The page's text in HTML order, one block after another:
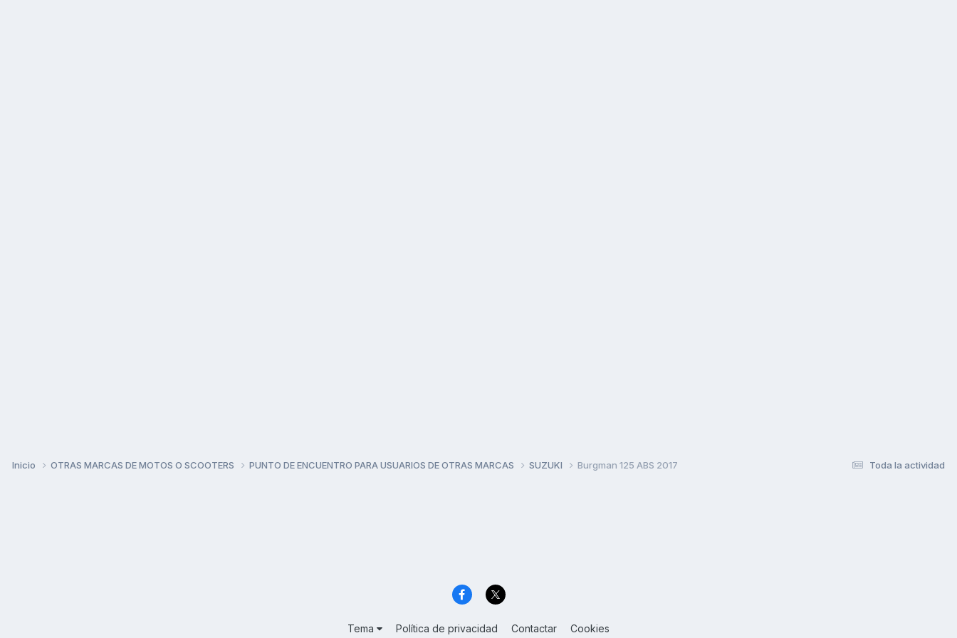
Toda la actividad
Inicio OTRAS MARCAS DE MOTOS O SCOOTERS PUNTO DE ENCUENTRO PARA USUARIOS DE OTRAS MARCAS SUZUKI Burgman 125 ABS 2017
Tema Política de privacidad Contactar Cookies